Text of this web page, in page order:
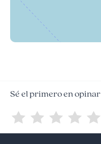
Sé el primero en opinar